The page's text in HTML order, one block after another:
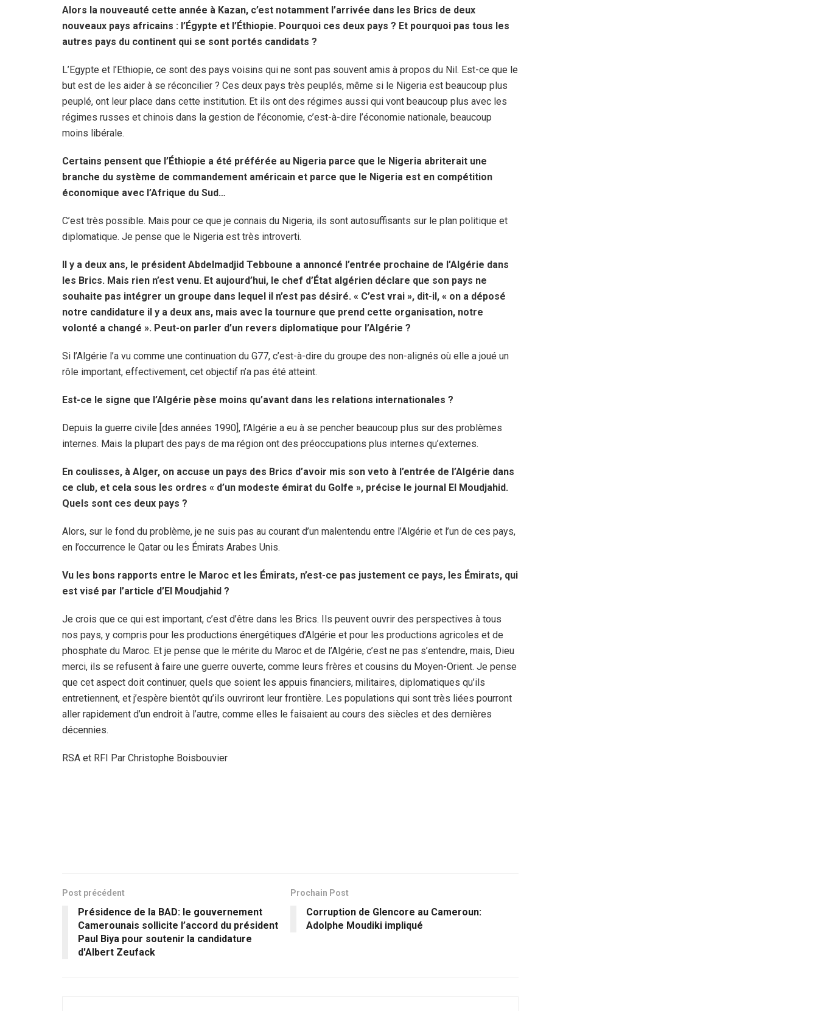
Alors la nouveauté cette année à Kazan, c’est notamment l’arrivée dans les Brics de deux
nouveaux pays africains : l’Égypte et l’Éthiopie. Pourquoi ces deux pays ? Et pourquoi pas tous les
autres pays du continent qui se sont portés candidats ?
L’Egypte et l’Ethiopie, ce sont des pays voisins qui ne sont pas souvent amis à propos du Nil. Est-ce que le
but est de les aider à se réconcilier ? Ces deux pays très peuplés, même si le Nigeria est beaucoup plus
peuplé, ont leur place dans cette institution. Et ils ont des régimes aussi qui vont beaucoup plus avec les
régimes russes et chinois dans la gestion de l’économie, c’est-à-dire l’économie nationale, beaucoup
moins libérale.
Certains pensent que l’Éthiopie a été préférée au Nigeria parce que le Nigeria abriterait une
branche du système de commandement américain et parce que le Nigeria est en compétition
économique avec l’Afrique du Sud…
C’est très possible. Mais pour ce que je connais du Nigeria, ils sont autosuffisants sur le plan politique et
diplomatique. Je pense que le Nigeria est très introverti.
Il y a deux ans, le président Abdelmadjid Tebboune a annoncé l’entrée prochaine de l’Algérie dans
les Brics. Mais rien n’est venu. Et aujourd’hui, le chef d’État algérien déclare que son pays ne
souhaite pas intégrer un groupe dans lequel il n’est pas désiré. « C’est vrai », dit-il, « on a déposé
notre candidature il y a deux ans, mais avec la tournure que prend cette organisation, notre
volonté a changé ». Peut-on parler d’un revers diplomatique pour l’Algérie ?
Si l’Algérie l’a vu comme une continuation du G77, c’est-à-dire du groupe des non-alignés où elle a joué un
rôle important, effectivement, cet objectif n’a pas été atteint.
Est-ce le signe que l’Algérie pèse moins qu’avant dans les relations internationales ?
Depuis la guerre civile [des années 1990], l’Algérie a eu à se pencher beaucoup plus sur des problèmes
internes. Mais la plupart des pays de ma région ont des préoccupations plus internes qu’externes.
En coulisses, à Alger, on accuse un pays des Brics d’avoir mis son veto à l’entrée de l’Algérie dans
ce club, et cela sous les ordres « d’un modeste émirat du Golfe », précise le journal El Moudjahid.
Quels sont ces deux pays ?
Alors, sur le fond du problème, je ne suis pas au courant d’un malentendu entre l’Algérie et l’un de ces pays,
en l’occurrence le Qatar ou les Émirats Arabes Unis.
Vu les bons rapports entre le Maroc et les Émirats, n’est-ce pas justement ce pays, les Émirats, qui
est visé par l’article d’El Moudjahid ?
Je crois que ce qui est important, c’est d’être dans les Brics. Ils peuvent ouvrir des perspectives à tous
nos pays, y compris pour les productions énergétiques d’Algérie et pour les productions agricoles et de
phosphate du Maroc. Et je pense que le mérite du Maroc et de l’Algérie, c’est ne pas s’entendre, mais, Dieu
merci, ils se refusent à faire une guerre ouverte, comme leurs frères et cousins du Moyen-Orient. Je pense
que cet aspect doit continuer, quels que soient les appuis financiers, militaires, diplomatiques qu’ils
entretiennent, et j’espère bientôt qu’ils ouvriront leur frontière. Les populations qui sont très liées pourront
aller rapidement d’un endroit à l’autre, comme elles le faisaient au cours des siècles et des dernières
décennies.
RSA et RFI Par Christophe Boisbouvier
Post précédent
Présidence de la BAD: le gouvernement
Camerounais sollicite l’accord du président
Paul Biya pour soutenir la candidature
d'Albert Zeufack
Prochain Post
Corruption de Glencore au Cameroun:
Adolphe Moudiki impliqué